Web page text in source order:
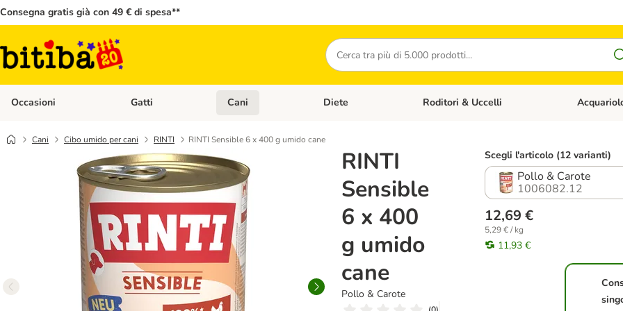
Consegna gratis già con 49 € di spesa**
Cerca
Occasioni Apri Menù Categoria: Occasioni
Gatti Apri Menù Categoria: Gatti
Cani Apri Menù Categoria: Cani
Diete Apri Menù Categoria: Diete
Roditori & Uccelli Apri Menù
Cani Cibo umido per cani RINTI RINTI Sensible 6 x 400 g umido cane
RINTI
Sensible
6 x 400
g umido
cane
Pollo & Carote
Scegli l'articolo (12 varianti)
Pollo & Carote
1006082.12
12,69 €
5,29 € / kg
11,93 €